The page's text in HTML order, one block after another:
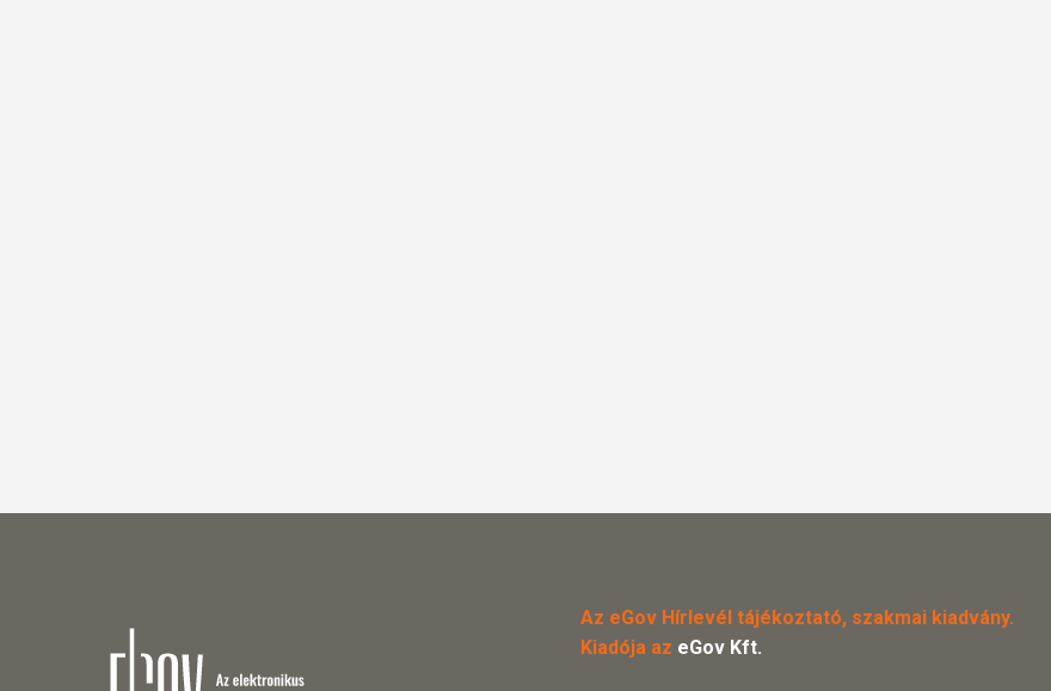
Az eGov Hírlevél tájékoztató, szakmai kiadvány.
Kiadója az eGov Kft.